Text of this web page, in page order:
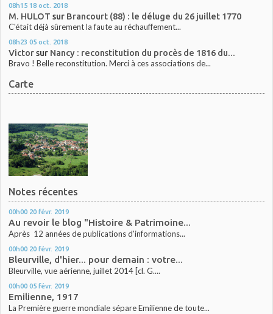
08h15 18 oct. 2018
M. HULOT sur Brancourt (88) : le déluge du 26 juillet 1770
C'était déjà sûrement la faute au réchauffement...
08h23 05 oct. 2018
Victorsur Nancy : reconstitution du procès de 1816 du...
Bravo ! Belle reconstitution. Merci à ces associations de...
Carte
Notes récentes
00h00 20 févr. 2019
Au revoir le blog "Histoire & Patrimoine...
Après 12 années de publications d'informations...
00h00 20 févr. 2019
Bleurville, d'hier... pour demain : votre...
Bleurville, vue aérienne, juillet 2014 [cl. G....
00h00 05 févr. 2019
Emilienne, 1917
La Première guerre mondiale sépare Emilienne de toute...